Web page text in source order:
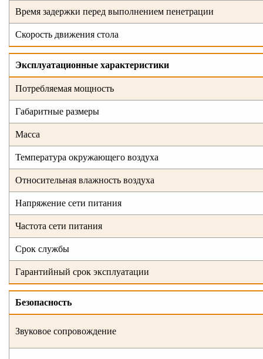
Время задержки перед выполнением пенетрации
Скорость движения стола
Эксплуатационные характеристики
Потребляемая мощность
Габаритные размеры
Масса
Температура окружающего воздуха
Относительная влажность воздуха
Напряжение сети питания
Частота сети питания
Срок службы
Гарантийный срок эксплуатации
Безопасность
Звуковое сопровождение